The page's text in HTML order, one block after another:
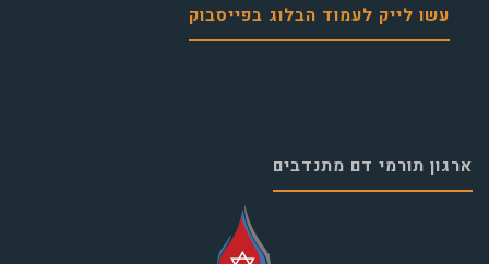
עשו לייק לעמוד הבלוג בפייסבוק
ארגון תורמי דם מתנדבים